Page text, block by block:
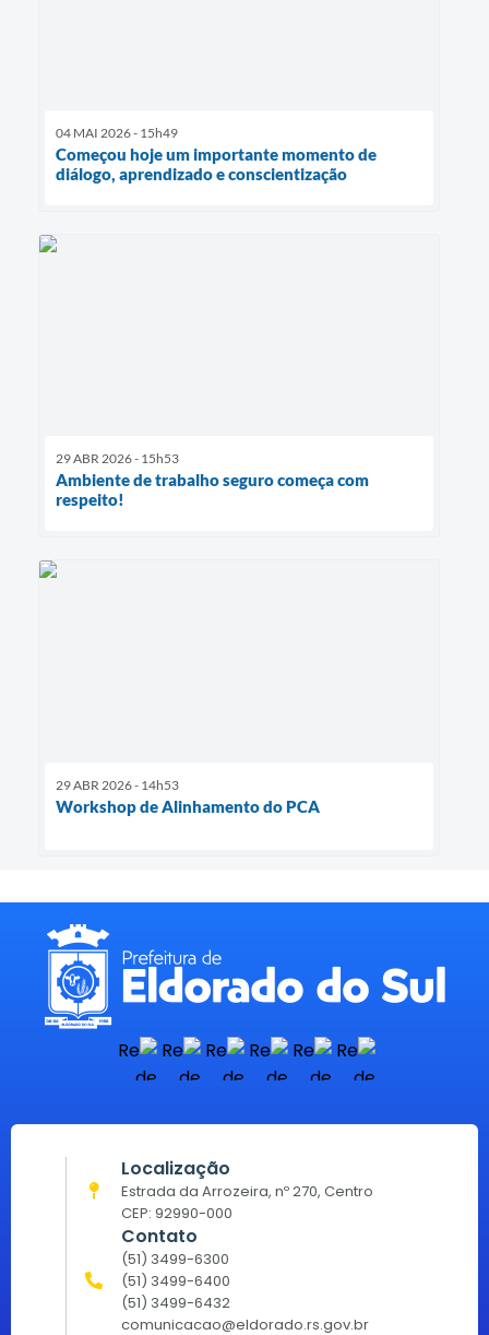
04 MAI 2026 - 15h49
Começou hoje um importante momento de
diálogo, aprendizado e conscientização
29 ABR 2026 - 15h53
Ambiente de trabalho seguro começa com
respeito!
29 ABR 2026 - 14h53
Workshop de Alinhamento do PCA
Localização
Estrada da Arrozeira, nº 270, Centro
CEP: 92990-000
Contato
(51) 3499-6300
(51) 3499-6400
(51) 3499-6432
comunicacao@eldorado.rs.gov.br